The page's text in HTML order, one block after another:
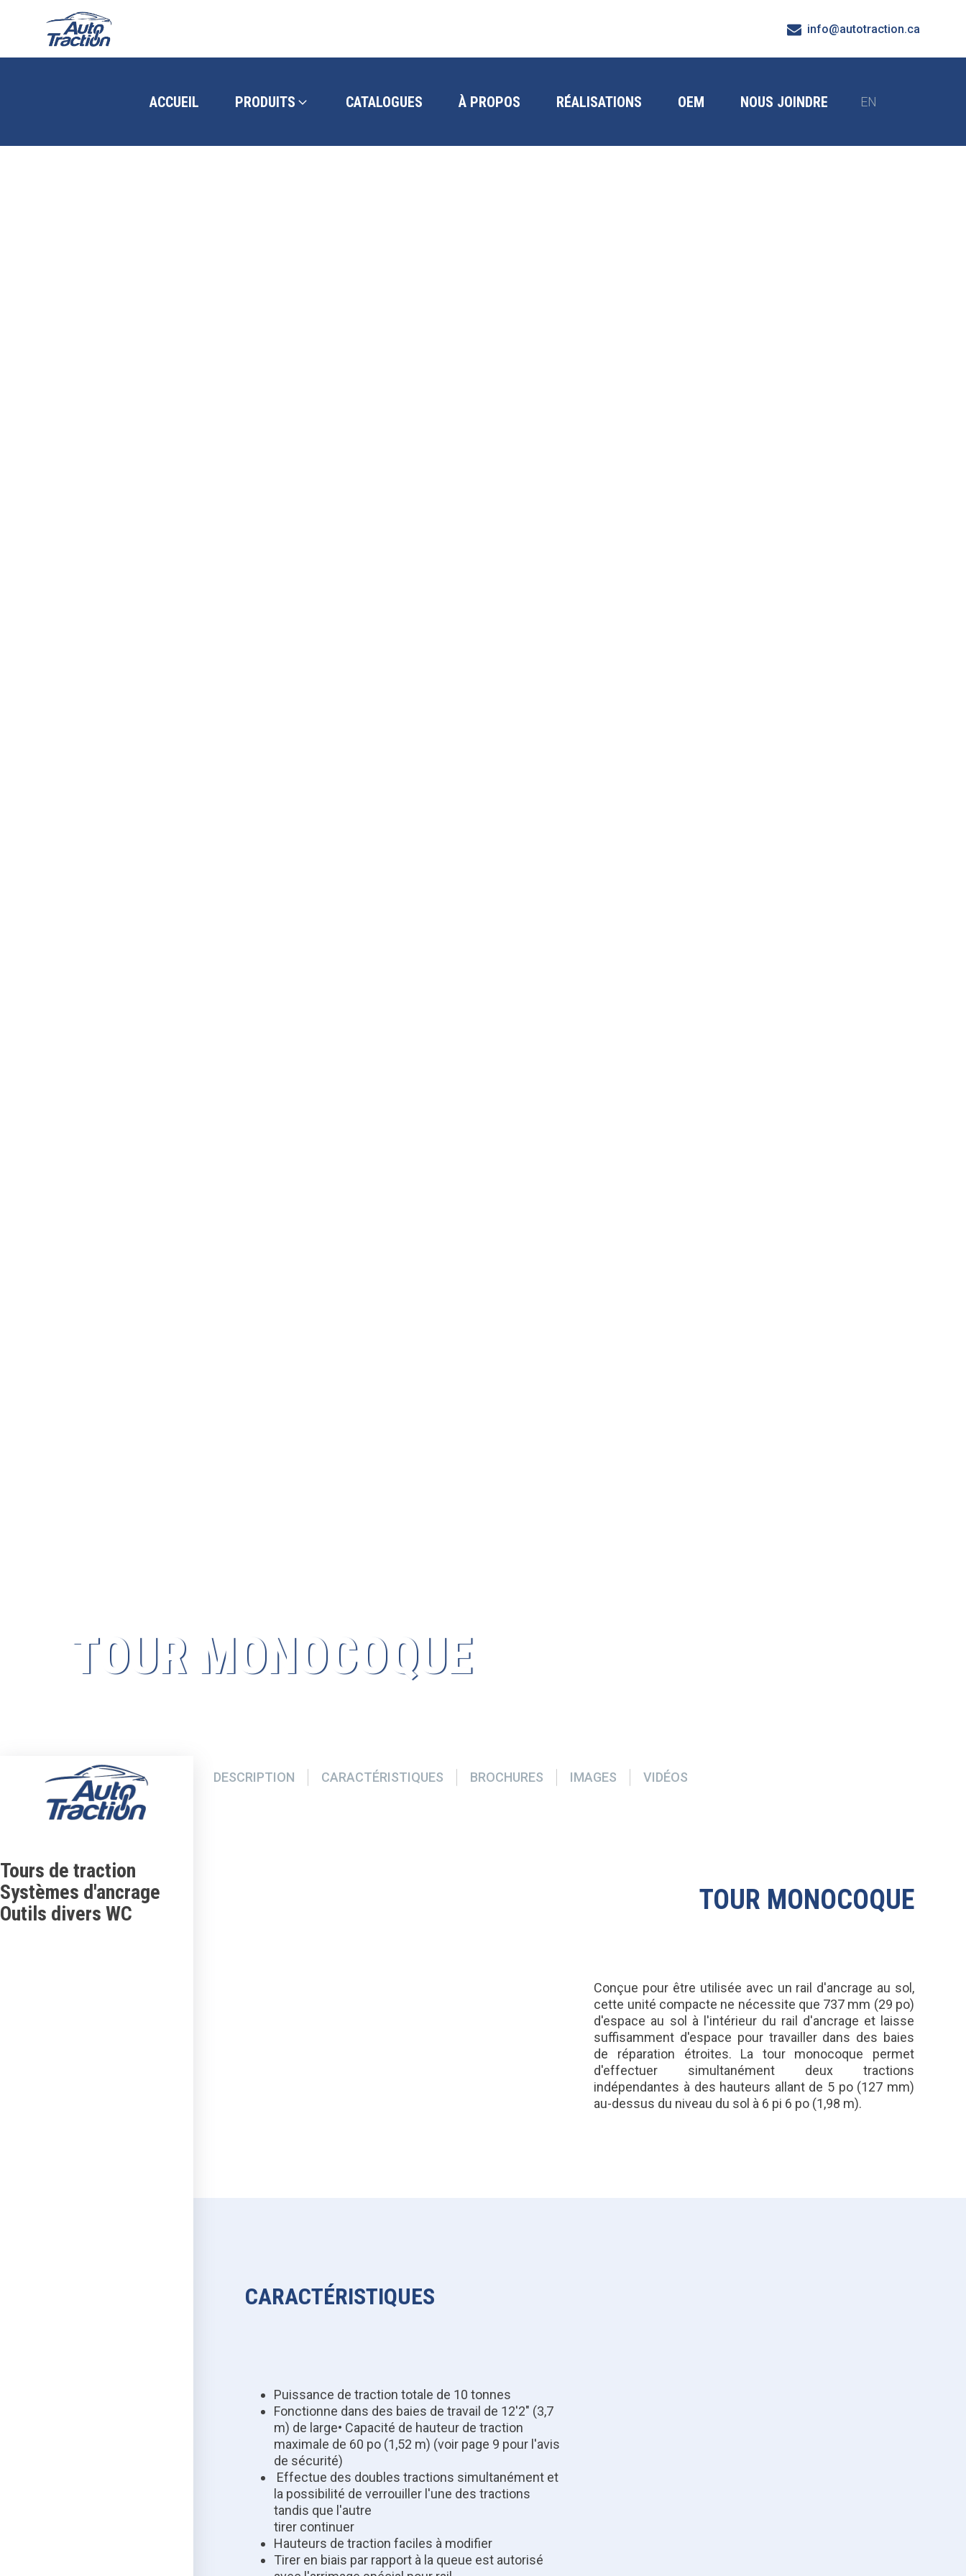
info@autotraction.ca
ACCUEIL PRODUITS CATALOGUES À PROPOS RÉALISATIONS OEM NOUS JOINDRE EN
TOUR MONOCOQUE
Tours de traction
Systèmes d'ancrage
Outils divers WC
DESCRIPTION CARACTÉRISTIQUES BROCHURES IMAGES VIDÉOS
TOUR MONOCOQUE
Conçue pour être utilisée avec un rail d'ancrage au sol,
cette unité compacte ne nécessite que 737 mm (29 po)
d'espace au sol à l'intérieur du rail d'ancrage et laisse
suffisamment d'espace pour travailler dans des baies
de réparation étroites. La tour monocoque permet
d'effectuer simultanément deux tractions
indépendantes à des hauteurs allant de 5 po (127 mm)
au-dessus du niveau du sol à 6 pi 6 po (1,98 m).
CARACTÉRISTIQUES
Puissance de traction totale de 10 tonnes
Fonctionne dans des baies de travail de 12'2" (3,7
m) de large• Capacité de hauteur de traction
maximale de 60 po (1,52 m) (voir page 9 pour l'avis
de sécurité)
Effectue des doubles tractions simultanément et
la possibilité de verrouiller l'une des tractions
tandis que l'autre
tirer continuer
Hauteurs de traction faciles à modifier
Tirer en biais par rapport à la queue est autorisé